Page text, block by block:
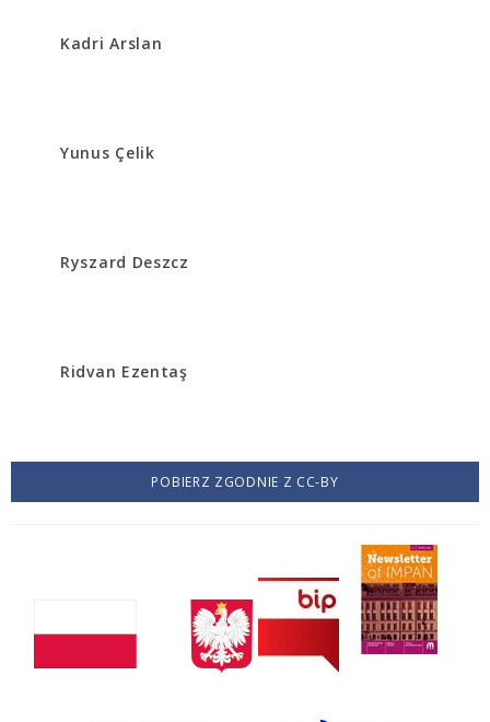
Kadri Arslan
Yunus Çelik
Ryszard Deszcz
Ridvan Ezentaş
POBIERZ ZGODNIE Z CC-BY